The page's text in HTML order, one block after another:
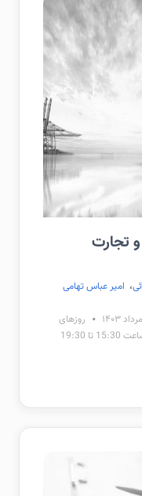
تجارت
، امیر عباس تهامی
روزهای
19:30